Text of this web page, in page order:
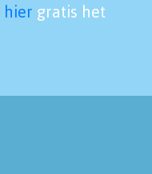
hier gratis het